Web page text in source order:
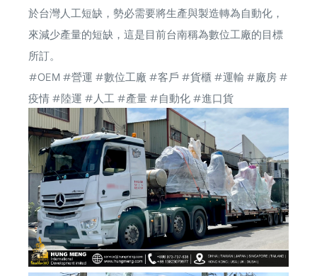
於台灣人工短缺，勢必需要將生產與製造轉為自動化，
來減少產量的短缺，這是目前台南稱為數位工廠的目標
所訂。
#OEM #營運 #數位工廠 #客戶 #貨櫃#運輸 #廠房#
疫情#陸運 #人工 #產量#自動化#進口貨